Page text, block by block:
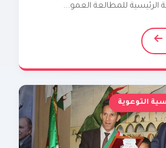
الرئيسية للمطالعة العمو...
التوعوية